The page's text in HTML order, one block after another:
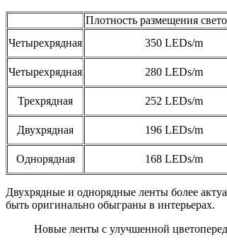
Плотность размещения
Четырехрядная
350 LEDs/m
Четырехрядная
280 LEDs/m
Трехрядная
252 LEDs/m
Двухрядная
196 LEDs/m
Однорядная
168 LEDs/m
Двухрядные и однорядные ленты более
быть оригинально обыграны в интерьерах.
Новые ленты с улучшенной